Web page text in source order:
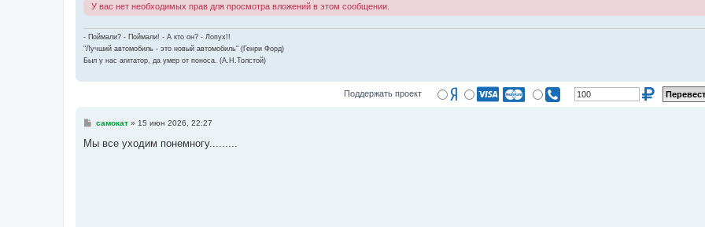
У вас нет необходимых прав для просмотра вложений в этом сообщении.
- Поймали? - Поймали! - А кто он? - Лопух!!
"Лучший автомобиль - это новый автомобиль" (Генри Форд)
Был у нас агитатор, да умер от поноса. (А.Н.Толстой)
Поддержать проект
С
о
самокат» 15 июн 2026, 22:27
Мы все уходим понемногу.........